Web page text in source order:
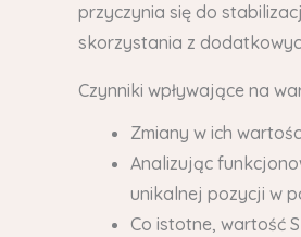
przyczynia się do
skorzystania z
Czynniki wpływające na
Zmiany w ich
Analizując
unikalnej pozycji w
Co istotne, wartość